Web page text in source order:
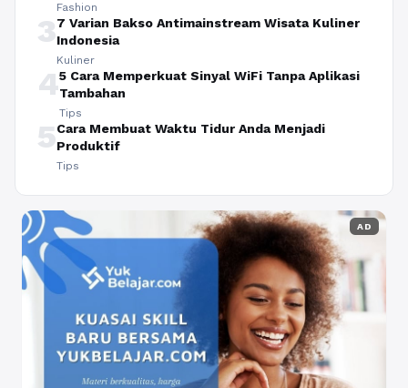
Fashion
37 Varian Bakso Antimainstream Wisata Kuliner
Indonesia
Kuliner
45 Cara Memperkuat Sinyal WiFi Tanpa Aplikasi
Tambahan
Tips
5Cara Membuat Waktu Tidur Anda Menjadi
Produktif
Tips
AD